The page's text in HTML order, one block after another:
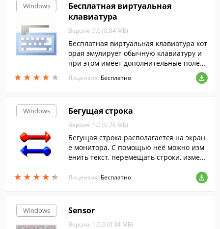
Windows
★ ★ ★ ★ ★
★ ★ ★ ★ ★
Бесплатная виртуальная
клавиатура
Версия: 5.0 (0.84 МБ)
Бесплатная виртуальная клавиатура кот
орая эмулирует обычную клавиатуру и
при этом имеет дополнительные полезн
Лицензия: Бесплатно
Windows
★ ★ ★ ★ ★
★ ★ ★ ★ ★
Бегущая строка
Версия: 1.0 (0.76 МБ)
Бегущая строка располагается на экран
е монитора. С помощью неё можно изм
енить текст, перемещать строки, измен
Лицензия: Бесплатно
Windows Sensor
Версия: 1.0.0 (0.34 МБ)